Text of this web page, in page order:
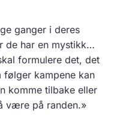
ganger i deres
de har en mystikk…
formulere det, det
kampene kan
komme tilbake eller
være på randen.»